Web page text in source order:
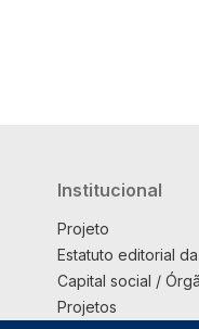
Institucional
Projeto
Estatuto editorial
Capital social /
Projetos